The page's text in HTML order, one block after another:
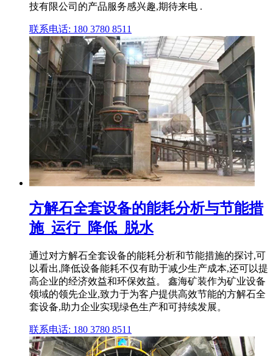
技有限公司的产品服务感兴趣,期待来电 .
联系电话: 180 3780 8511
方解石全套设备的能耗分析与节能措
施_运行_降低_脱水
通过对方解石全套设备的能耗分析和节能措施的探讨,可
以看出,降低设备能耗不仅有助于减少生产成本,还可以提
高企业的经济效益和环保效益。 鑫海矿装作为矿业设备
领域的领先企业,致力于为客户提供高效节能的方解石全
套设备,助力企业实现绿色生产和可持续发展。
联系电话: 180 3780 8511